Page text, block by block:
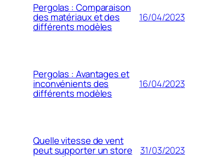
Pergolas : Comparaison
des matériaux et des
différents modèles
16/04/2023
Pergolas : Avantages et
inconvénients des
différents modèles
16/04/2023
Quelle vitesse de vent
peut supporter un store 31/03/2023